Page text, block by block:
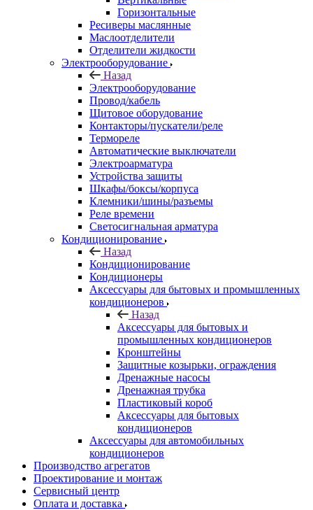
Горизонтальные
Ресиверы маслянные
Маслоотделители
Отделители жидкости
Электрооборудование
Назад
Электрооборудование
Провод/кабель
Щитовое оборудование
Контакторы/пускатели/реле
Термореле
Автоматические выключатели
Электроарматура
Устройства защиты
Шкафы/боксы/корпуса
Клемники/шины/разъемы
Реле времени
Светосигнальная арматура
Кондиционирование
Назад
Кондиционирование
Кондиционеры
Аксессуары для бытовых и промышленных
кондиционеров
Назад
Аксессуары для бытовых и
промышленных кондиционеров
Кронштейны
Защитные козырьки, ограждения
Дренажные насосы
Дренажная трубка
Пластиковый короб
Аксессуары для бытовых
кондиционеров
Аксессуары для автомобильных
кондиционеров
Производство агрегатов
Проектирование и монтаж
Сервисный центр
Оплата и доставка